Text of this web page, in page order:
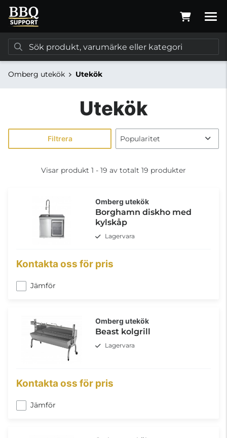
Omberg utekök Utekök
Utekök
Filtrera
Visar produkt 1 - 19 av totalt 19 produkter
Omberg utekök
Borghamn diskho med
kylskåp
Lagervara
Kontakta oss för pris
Jämför
Omberg utekök
Beast kolgrill
Lagervara
Kontakta oss för pris
Jämför